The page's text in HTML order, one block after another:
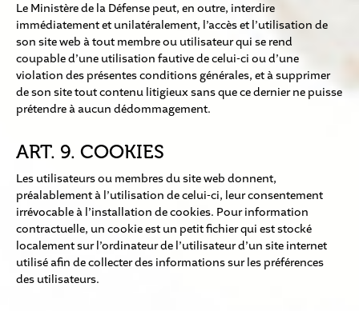
Le Ministère de la Défense peut, en outre, interdire
immédiatement et unilatéralement, l’accès et l’utilisation de
son site web à tout membre ou utilisateur qui se rend
coupable d’une utilisation fautive de celui-ci ou d’une
violation des présentes conditions générales, et à supprimer
de son site tout contenu litigieux sans que ce dernier ne puisse
prétendre à aucun dédommagement.
ART. 9. COOKIES
Les utilisateurs ou membres du site web donnent,
préalablement à l’utilisation de celui-ci, leur consentement
irrévocable à l’installation de cookies. Pour information
contractuelle, un cookie est un petit fichier qui est stocké
localement sur l’ordinateur de l’utilisateur d’un site internet
utilisé afin de collecter des informations sur les préférences
des utilisateurs.